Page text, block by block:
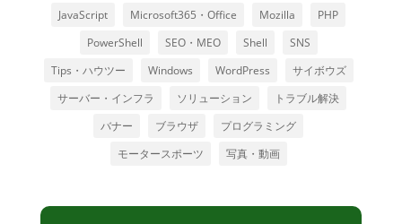
JavaScript
Microsoft365・Office Mozilla
PHP
PowerShell
SEO・MEO Shell
SNS
Tips・ハウツー
Windows WordPress
サイボウズ
サーバー・インフラ
ソリューション
トラブル解決
バナー
ブラウザ
プログラミング
モータースポーツ
写真・動画